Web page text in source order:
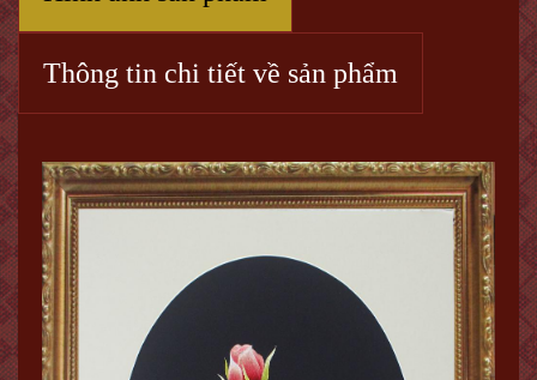
Thông tin chi tiết về sản phẩm